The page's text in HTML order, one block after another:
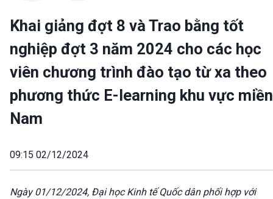
Khai giảng đợt 8 và Trao bằng tốt
nghiệp đợt 3 năm 2024 cho các học
viên chương trình đào tạo từ xa theo
phương thức E-learning khu vực miền
Nam
09:15 02/12/2024
Ngày 01/12/2024, Đại học Kinh tế Quốc dân phối hợp với